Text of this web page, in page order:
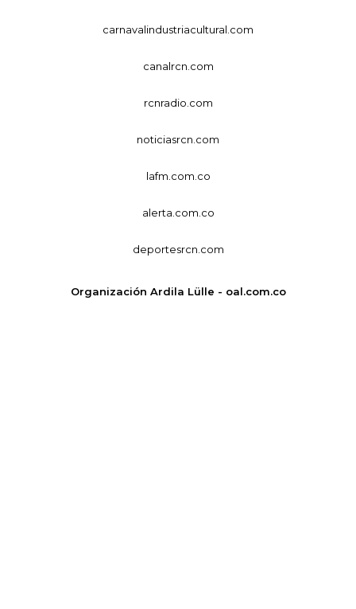
carnavalindustriacultural.com
canalrcn.com
rcnradio.com
noticiasrcn.com
lafm.com.co
alerta.com.co
deportesrcn.com
Organización Ardila Lülle - oal.com.co